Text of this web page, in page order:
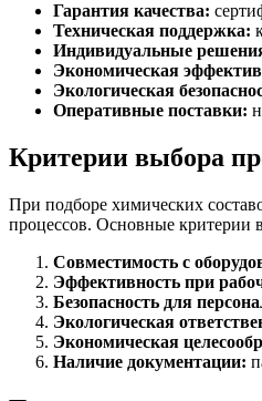
Гарантия качества:
Техническая поддержка:
Индивидуальные
Экономическая
Экологическая
Оперативные поставки:
Критерии выбора
При подборе химических
процессов. Основные критерии
Совместимость с
Эффективность при
Безопасность для
Экологическая
Экономическая
Наличие документации: